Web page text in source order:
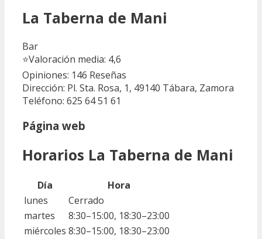
La Taberna de Mani
Bar
⭐Valoración media: 4,6
Opiniones: 146 Reseñas
Dirección: Pl. Sta. Rosa, 1, 49140 Tábara, Zamora
Teléfono: 625 64 51 61
Página web
Horarios La Taberna de Mani
Día
Hora
lunes
Cerrado
martes
8:30–15:00, 18:30–23:00
miércoles 8:30–15:00, 18:30–23:00